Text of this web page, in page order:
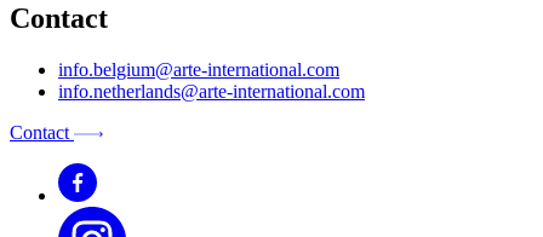
Contact
info.belgium@arte-international.com
info.netherlands@arte-international.com
Contact